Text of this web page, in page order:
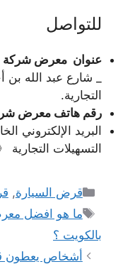
للتواصل
عنوان معرض شركة
_ شارع عبد الله بن
التجارية.
رقم هاتف معرض
البريد
التسهيلات التجارية
التصنيفات
قرض السيارة,
الوسوم
ما هو افضل
بالكويت ؟
أشخاص يعطون